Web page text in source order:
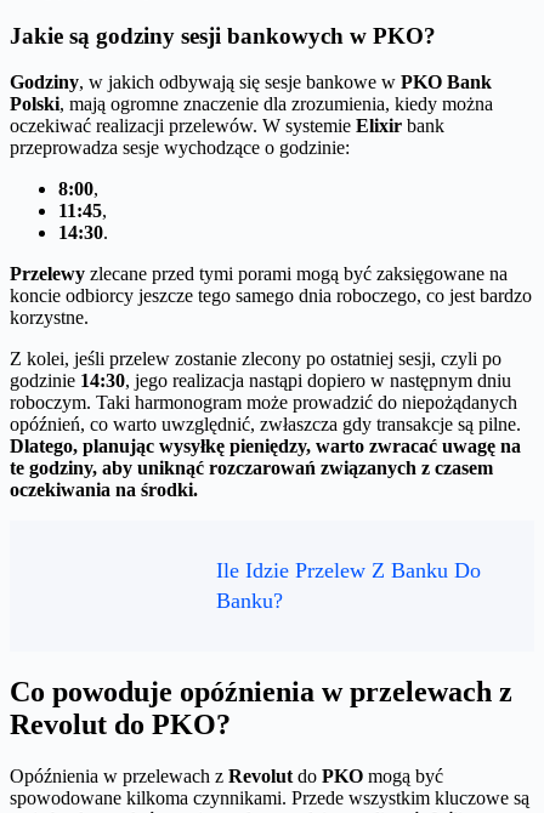
Jakie są godziny sesji bankowych w PKO?
Godziny, w jakich odbywają się sesje bankowe w PKO Bank
Polski, mają ogromne znaczenie dla zrozumienia, kiedy można
oczekiwać realizacji przelewów. W systemie Elixir bank
przeprowadza sesje wychodzące o godzinie:
8:00,
11:45,
14:30.
Przelewy zlecane przed tymi porami mogą być zaksięgowane na
koncie odbiorcy jeszcze tego samego dnia roboczego, co jest bardzo
korzystne.
Z kolei, jeśli przelew zostanie zlecony po ostatniej sesji, czyli po
godzinie 14:30, jego realizacja nastąpi dopiero w następnym dniu
roboczym. Taki harmonogram może prowadzić do niepożądanych
opóźnień, co warto uwzględnić, zwłaszcza gdy transakcje są pilne.
Dlatego, planując wysyłkę pieniędzy, warto zwracać uwagę na
te godziny, aby uniknąć rozczarowań związanych z czasem
oczekiwania na środki.
Ile Idzie Przelew Z Banku Do
Banku?
Co powoduje opóźnienia w przelewach z
Revolut do PKO?
Opóźnienia w przelewach z Revolut do PKO mogą być
spowodowane kilkoma czynnikami. Przede wszystkim kluczowe są